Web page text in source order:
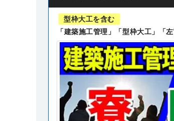
型枠大工を含む
「建築施工管理」「型枠大工」